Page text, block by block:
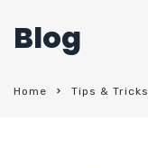
Blog
Home Tips & Tricks